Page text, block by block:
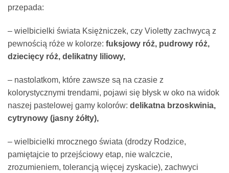
przepada:
– wielbicielki świata Księżniczek, czy Violetty zachwycą z
pewnością róże w kolorze: fuksjowy róż, pudrowy róż,
dziecięcy róż, delikatny liliowy,
– nastolatkom, które zawsze są na czasie z
kolorystycznymi trendami, pojawi się błysk w oko na widok
naszej pastelowej gamy kolorów: delikatna brzoskwinia,
cytrynowy (jasny żółty),
– wielbicielki mrocznego świata (drodzy Rodzice,
pamiętajcie to przejściowy etap, nie walczcie,
zrozumieniem, tolerancją więcej zyskacie), zachwyci